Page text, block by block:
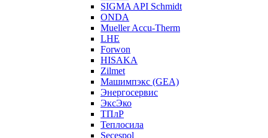
SIGMA API Schmidt
ONDA
Mueller Accu-Therm
LHE
Forwon
HISAKA
Zilmet
Машимпэкс (GEA)
Энергосервис
ЭксЭко
ТПлР
Теплосила
Secespol